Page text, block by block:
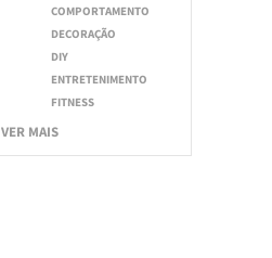
COMPORTAMENTO
DECORAÇÃO
DIY
ENTRETENIMENTO
FITNESS
VER MAIS